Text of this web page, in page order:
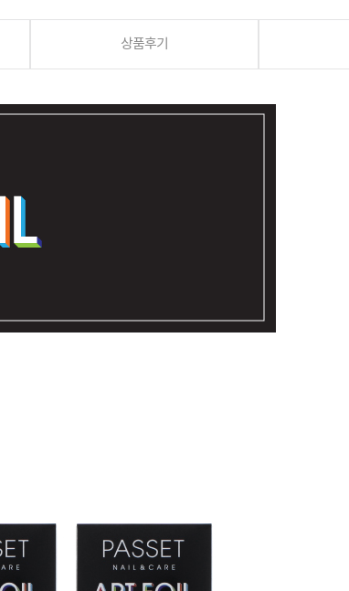
상품후기